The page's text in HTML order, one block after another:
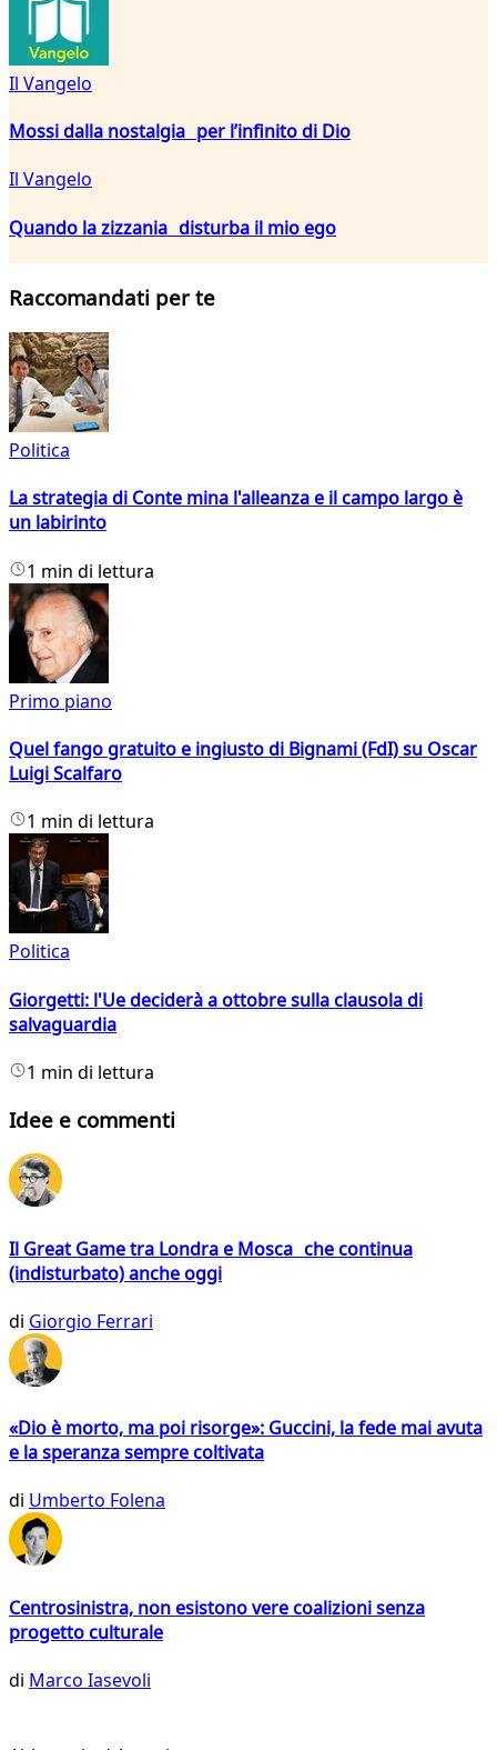
Il Vangelo
Mossi dalla nostalgia per l’infinito di Dio
Il Vangelo
Quando la zizzania disturba il mio ego
Raccomandati per te
Politica
La strategia di Conte mina l'alleanza e il campo largo è
un labirinto
1 min di lettura
Primo piano
Quel fango gratuito e ingiusto di Bignami (FdI) su Oscar
Luigi Scalfaro
1 min di lettura
Politica
Giorgetti: l'Ue deciderà a ottobre sulla clausola di
salvaguardia
1 min di lettura
Idee e commenti
Il Great Game tra Londra e Mosca che continua
(indisturbato) anche oggi
di Giorgio Ferrari
«Dio è morto, ma poi risorge»: Guccini, la fede mai avuta
e la speranza sempre coltivata
di Umberto Folena
Centrosinistra, non esistono vere coalizioni senza
progetto culturale
di Marco Iasevoli